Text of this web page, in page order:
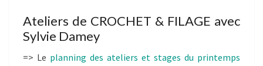
Ateliers de CROCHET & FILAGE avec
Sylvie Damey
=> Le planning des ateliers et stages du printemps